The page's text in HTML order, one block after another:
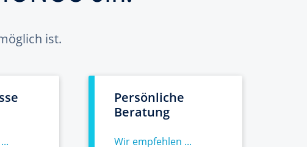
ist.
Persönliche
Beratung
Wir empfehlen ...